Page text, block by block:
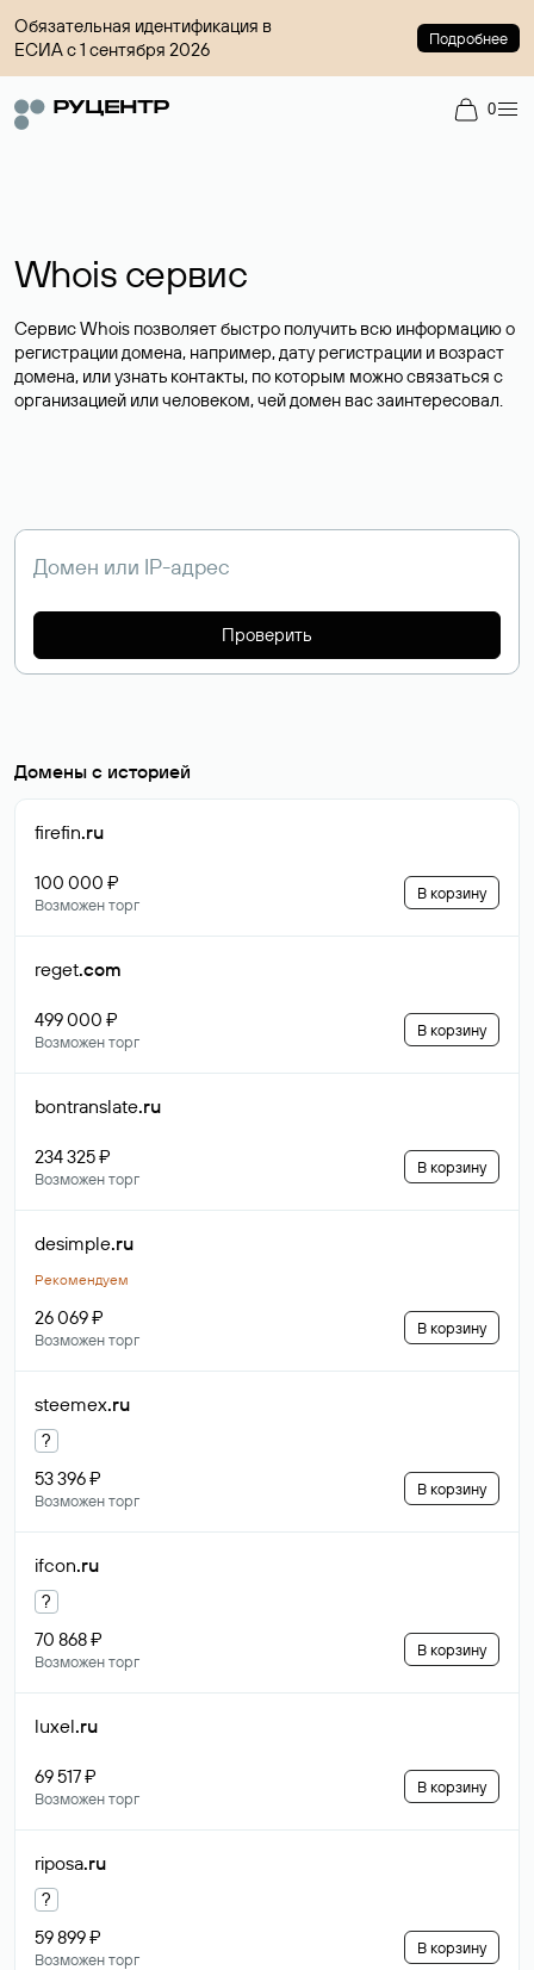
Обязательная идентификация в
ЕСИА с 1 сентября 2026
Подробнее
0
Whois сервис
Сервис Whois позволяет быстро получить всю информацию о
регистрации домена, например, дату регистрации и возраст
домена, или узнать контакты, по которым можно связаться с
организацией или человеком, чей домен вас заинтересовал.
Проверить
Домены с историей
firefin.ru
100 000 ₽
Возможен торг
В корзину
reget.com
499 000 ₽
Возможен торг
В корзину
bontranslate.ru
234 325 ₽
Возможен торг
В корзину
desimple.ru
Рекомендуем
26 069 ₽
Возможен торг
В корзину
steemex.ru
?
53 396 ₽
Возможен торг
В корзину
ifcon.ru
?
70 868 ₽
Возможен торг
В корзину
luxel.ru
69 517 ₽
Возможен торг
В корзину
riposa.ru
?
59 899 ₽
Возможен торг
В корзину